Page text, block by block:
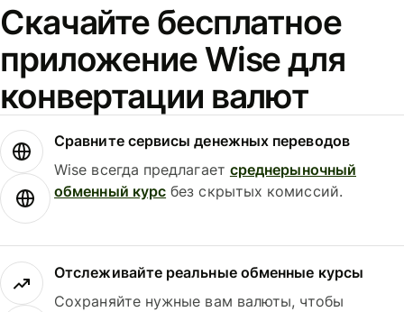
Скачайте бесплатное
приложение Wise для
конвертации валют
Сравните сервисы денежных переводов
Wise всегда предлагает среднерыночный
обменный курс без скрытых комиссий.
Отслеживайте реальные обменные курсы
Сохраняйте нужные вам валюты, чтобы